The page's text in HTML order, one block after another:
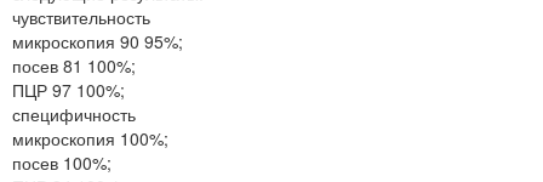
чувствительность
микроскопия 90 95%;
посев 81 100%;
ПЦР 97 100%;
специфичность
микроскопия 100%;
посев 100%;